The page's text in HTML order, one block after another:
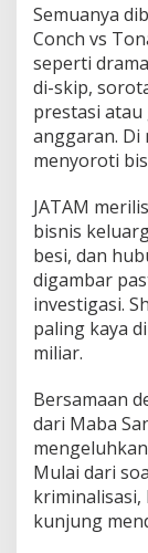
Semuanya
Conch vs
seperti
di-skip,
prestasi atau
anggaran. Di
menyoroti
JATAM
bisnis
besi, dan
digambar
investigasi.
paling kaya
miliar.
Bersamaan
dari Maba
Mulai dari
kunjung